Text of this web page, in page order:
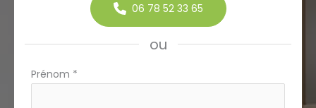
06 78 52 33 65
ou
Formulaire
Prénom *